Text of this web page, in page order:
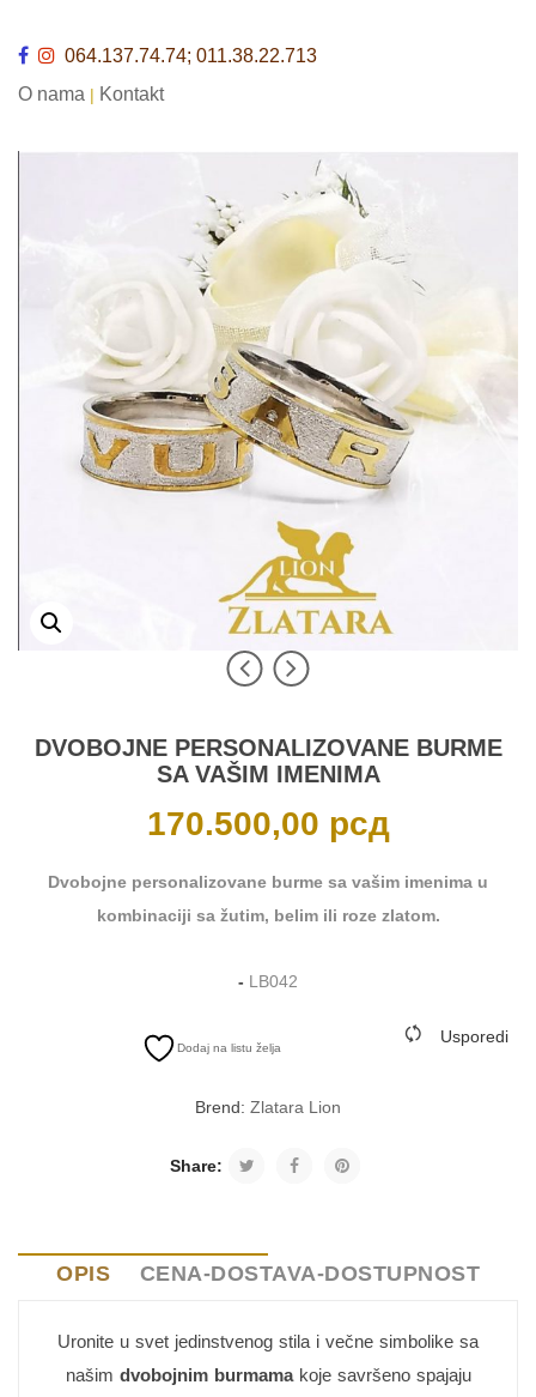
064.137.74.74; 011.38.22.713
O nama | Kontakt
DVOBOJNE PERSONALIZOVANE BURME
SA VAŠIM IMENIMA
170.500,00 рсд
Dvobojne personalizovane burme sa vašim imenima u
kombinaciji sa žutim, belim ili roze zlatom.
- LB042
Dodaj na listu želja
Usporedi
Brend: Zlatara Lion
Share:
OPIS CENA-DOSTAVA-DOSTUPNOST
Uronite u svet jedinstvenog stila i večne simbolike sa
našim dvobojnim burmamakoje savršeno spajaju